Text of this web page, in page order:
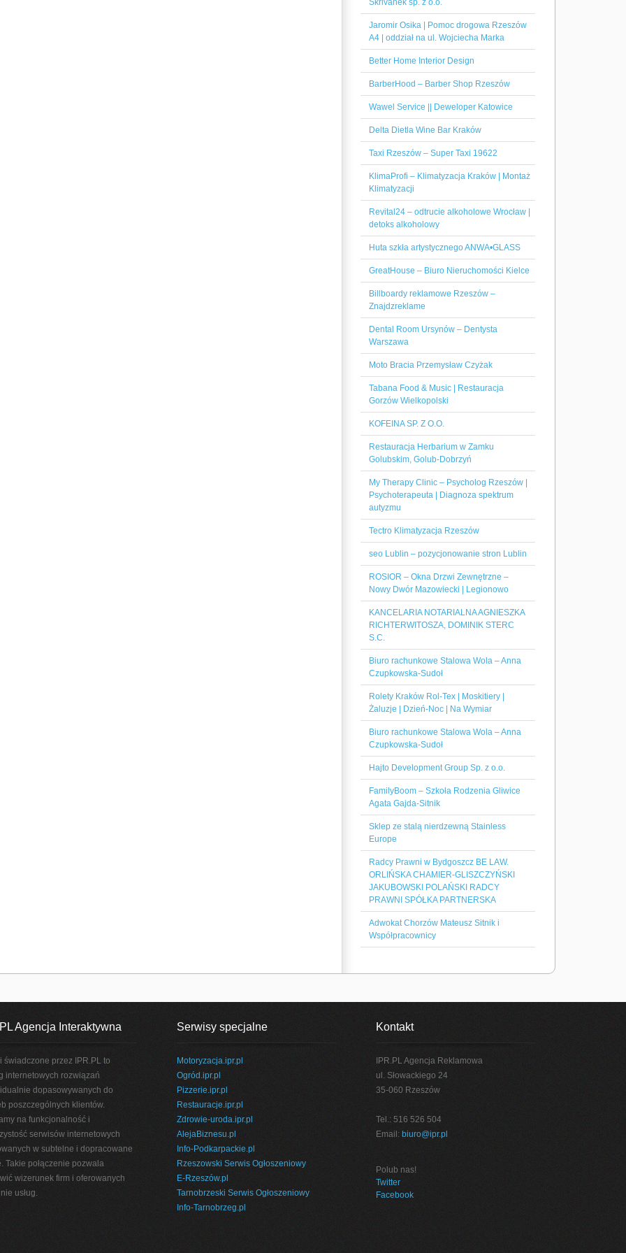
Skrivanek sp. z o.o.
Jaromir Osika | Pomoc drogowa Rzeszów
A4 | oddział na ul. Wojciecha Marka
Better Home Interior Design
BarberHood – Barber Shop Rzeszów
Wawel Service || Deweloper Katowice
Delta Dietla Wine Bar Kraków
Taxi Rzeszów – Super Taxi 19622
KlimaProfi – Klimatyzacja Kraków | Montaż
Klimatyzacji
Revital24 – odtrucie alkoholowe Wrocław |
detoks alkoholowy
Huta szkła artystycznego ANWA•GLASS
GreatHouse – Biuro Nieruchomości Kielce
Billboardy reklamowe Rzeszów –
Znajdzreklame
Dental Room Ursynów – Dentysta
Warszawa
Moto Bracia Przemysław Czyżak
Tabana Food & Music | Restauracja
Gorzów Wielkopolski
KOFEINA SP. Z O.O.
Restauracja Herbarium w Zamku
Golubskim, Golub-Dobrzyń
My Therapy Clinic – Psycholog Rzeszów |
Psychoterapeuta | Diagnoza spektrum
autyzmu
Tectro Klimatyzacja Rzeszów
seo Lublin – pozycjonowanie stron Lublin
ROSIOR – Okna Drzwi Zewnętrzne –
Nowy Dwór Mazowiecki | Legionowo
KANCELARIA NOTARIALNA AGNIESZKA
RICHTERWITOSZA, DOMINIK STERC
S.C.
Biuro rachunkowe Stalowa Wola – Anna
Czupkowska-Sudoł
Rolety Kraków Rol-Tex | Moskitiery |
Żaluzje | Dzień-Noc | Na Wymiar
Biuro rachunkowe Stalowa Wola – Anna
Czupkowska-Sudoł
Hajto Development Group Sp. z o.o.
FamilyBoom – Szkoła Rodzenia Gliwice
Agata Gajda-Sitnik
Sklep ze stalą nierdzewną Stainless
Europe
Radcy Prawni w Bydgoszcz BE LAW.
ORLIŃSKA CHAMIER-GLISZCZYŃSKI
JAKUBOWSKI POLAŃSKI RADCY
PRAWNI SPÓŁKA PARTNERSKA
Adwokat Chorzów Mateusz Sitnik i
Współpracownicy
Agencja Interaktywna
świadczone przez IPR.PL to
internetowych rozwiązań
dopasowywanych do
poszczególnych klientów.
na funkcjonalność i
serwisów internetowych
w subtelne i dopracowane
Takie połączenie pozwala
wizerunek firm i oferowanych
usług.
Serwisy specjalne
Motoryzacja.ipr.pl
Ogród.ipr.pl
Pizzerie.ipr.pl
Restauracje.ipr.pl
Zdrowie-uroda.ipr.pl
AlejaBiznesu.pl
Info-Podkarpackie.pl
Rzeszowski Serwis Ogłoszeniowy
E-Rzeszów.pl
Tarnobrzeski Serwis Ogłoszeniowy
Info-Tarnobrzeg.pl
Kontakt
IPR.PL Agencja Reklamowa
ul. Słowackiego 24
35-060 Rzeszów
Tel.: 516 526 504
Email: biuro@ipr.pl
Polub nas!
Twitter
Facebook